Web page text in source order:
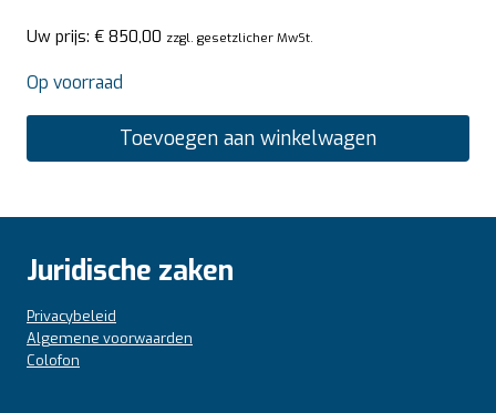
Uw prijs: € 850,00 zzgl. gesetzlicher MwSt.
Op voorraad
Toevoegen aan winkelwagen
Juridische zaken
Privacybeleid
Algemene voorwaarden
Colofon